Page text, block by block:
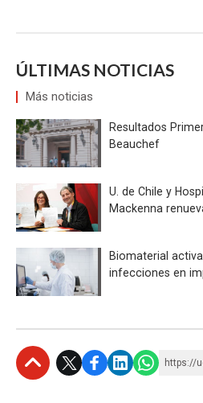
ÚLTIMAS NOTICIAS
Más noticias
Resultados
Beauchef
U. de Chile y
Mackenna
Biomaterial
infecciones en
https://